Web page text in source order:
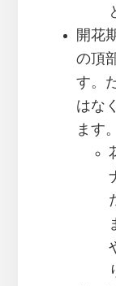
開花
の頂
す。
はな
ます。